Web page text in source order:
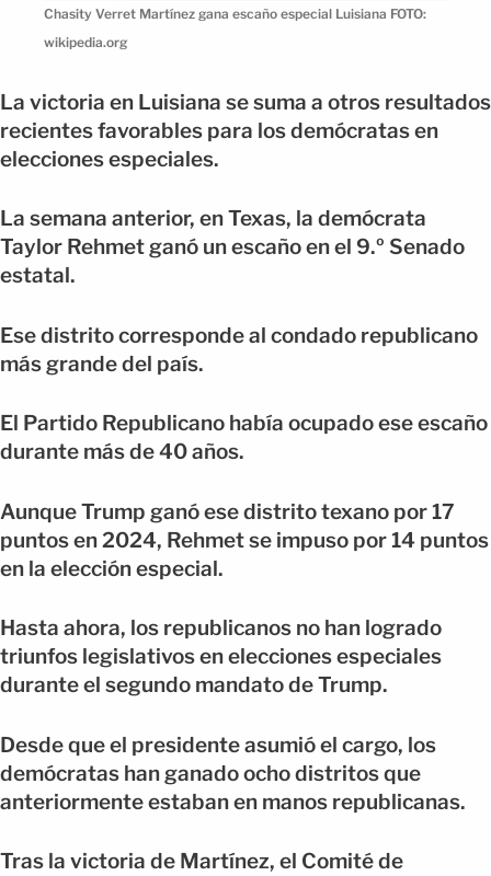
Chasity Verret Martínez gana escaño especial Luisiana FOTO:
wikipedia.org
La victoria en Luisiana se suma a otros resultados
recientes favorables para los demócratas en
elecciones especiales.
La semana anterior, en Texas, la demócrata
Taylor Rehmet ganó un escaño en el 9.º Senado
estatal.
Ese distrito corresponde al condado republicano
más grande del país.
El Partido Republicano había ocupado ese escaño
durante más de 40 años.
Aunque Trump ganó ese distrito texano por 17
puntos en 2024, Rehmet se impuso por 14 puntos
en la elección especial.
Hasta ahora, los republicanos no han logrado
triunfos legislativos en elecciones especiales
durante el segundo mandato de Trump.
Desde que el presidente asumió el cargo, los
demócratas han ganado ocho distritos que
anteriormente estaban en manos republicanas.
Tras la victoria de Martínez, el Comité de